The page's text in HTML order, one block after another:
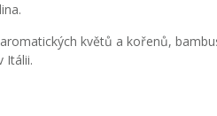
květů a kořenů,
Itálii.